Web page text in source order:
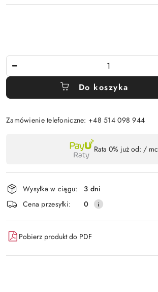
Do koszyka
Zamówienie telefoniczne: +48 514 098 944
płatność
i
dostawa
Rata 0% już od: / mc
Wysyłka w ciągu:
3 dni
Cena przesyłki:
0
Pobierz produkt do PDF